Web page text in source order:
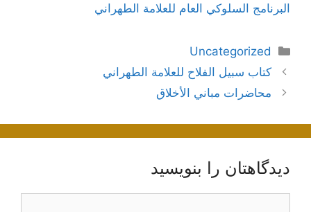
البرنامج السلوكي العام للعلامة الطهراني
دسته‌ها
Uncategorized
ناوبری
نوشته‌ها
كتاب سبيل الفلاح للعلامة الطهراني
محاضرات مباني الأخلاق
دیدگاهتان را بنویسید